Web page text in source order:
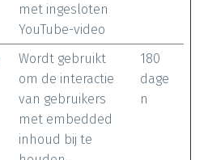
met ingesloten
YouTube-video
Wordt gebruikt
om de interactie
van gebruikers
met embedded
inhoud bij te
180
dage
n